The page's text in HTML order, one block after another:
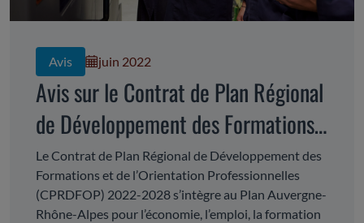
Avis juin 2022
Avis sur le Contrat de Plan Régional
de Développement des Formations
et de l'Orientation Professionnelles
(CPRDFOP)
Le Contrat de Plan Régional de Développement des
Formations et de l’Orientation Professionnelles
(CPRDFOP) 2022-2028 s’intègre au Plan Auvergne-
Rhône-Alpes pour l’économie, l’emploi, la formation